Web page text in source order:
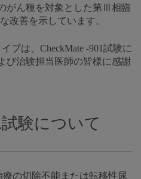
がん種を対象とした第Ⅲ相臨
改善を示しています。
ブは、CheckMate -901試験に
び治験担当医師の皆様に感謝
験について
療の切除不能または転移性尿